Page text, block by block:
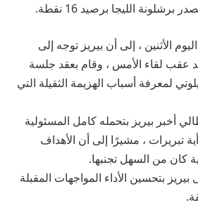
الليجا برصيد 16 نقطة.
الأثنين ، إلى أن بيريز توجه إلى
عقب لقاء الأمس ، وقام بعقد جلسة
لمعرفة أسباب الهزيمة الثقيلة التي
أخبر بيريز بتحمله كامل المسئولية
تبريرات ، مشيرًا إلى أن الأهداف
كان من السهل تجنبها.
بتحسين الأداء المواجهات المقبلة